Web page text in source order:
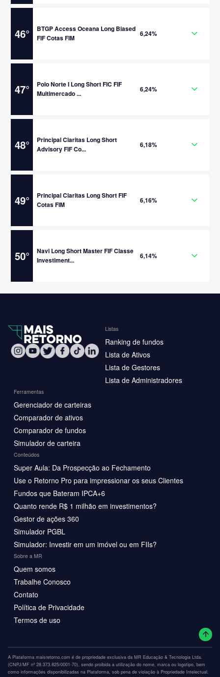
46°
BTGP Access Oceana Long Biased
FIF Cotas FIM
6,24%
47°
Polo Norte I Long Short FIC FIF
Multimercado ...
6,24%
48°
Principal Claritas Long Short
Advisory FIF Co...
6,18%
49°
Principal Claritas Long Short FIF
Cotas FIM
6,16%
50°
Navi Long Short Master FIF Classe
Investiment...
6,14%
Listas
Ranking de fundos
Lista de Ativos
Lista de Gestores
Lista de Administradores
Ferramentas
Gerenciador de carteiras
Comparador de ativos
Comparador de fundos
Simulador de carteira
Conteúdos
Super Aula: Da Prospecção ao Fechamento
Use o Retorno Pro para impressionar os seus Clientes
Fundos que Bateram IPCA+6
Quanto rende R$ 1 milhão em investimentos?
Gestor de ações 360
Simulador PGBL
Simulador: Investir em um imóvel ou em FIIs?
Sobre a MR
Quem somos
Trabalhe Conosco
Contato
Política de Privacidade
Termos de uso
A Plataforma maisretorno.com é de propriedade exclusiva da MR Educação & Tecnologia Ltda.
(CNPJ/MF nº 28.373.825/0001-70), sendo proibida a utilização do nome, marca ou logotipo, bem
como informações disponibilizadas na Plataforma, sob pena de violação à Propriedade Intelectual.